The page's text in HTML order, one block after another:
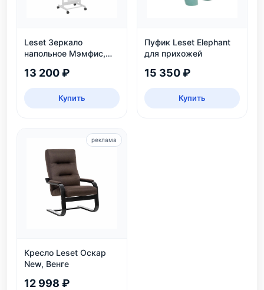
Leset Зеркало
напольное Мэмфис,
13 200 ₽
Купить
Пуфик Leset Elephant
для прихожей
15 350 ₽
Купить
Кресло Leset Оскар
New, Венге
12 998 ₽
реклама